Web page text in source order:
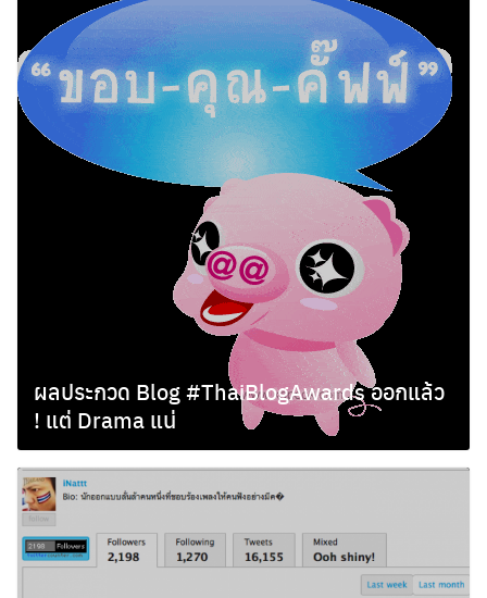
ผลประกวด Blog #ThaiBlogAwards ออกแล้ว
! แต่ Drama แน่
สิงหาคม 25, 2010